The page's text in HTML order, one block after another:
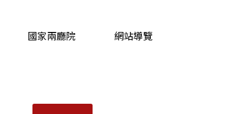
國家兩廳院 網站導覽